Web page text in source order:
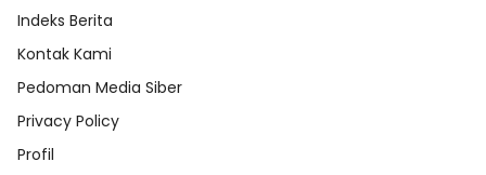
Indeks Berita
Kontak Kami
Pedoman Media Siber
Privacy Policy
Profil